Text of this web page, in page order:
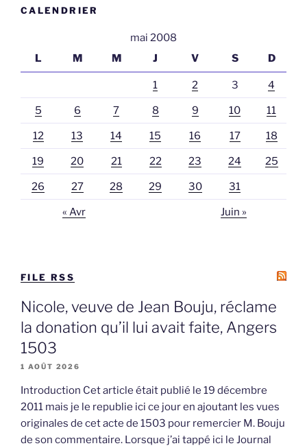
CALENDRIER
mai 2008
L
M M J V S D
1 2 3 4
5 6 7 8 9 10 11
12 13 14 15 16 17 18
19 20 21 22 23 24 25
26 27 28 29 30 31
« Avr Juin »
FILE RSS
Nicole, veuve de Jean Bouju, réclame
la donation qu’il lui avait faite, Angers
1503
1 AOÛT 2026
Introduction Cet article était publié le 19 décembre
2011 mais je le republie ici ce jour en ajoutant les vues
originales de cet acte de 1503 pour remercier M. Bouju
de son commentaire. Lorsque j’ai tappé ici le Journal